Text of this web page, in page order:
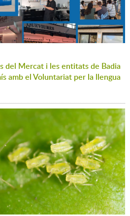
del Mercat i les entitats de Badia
amb el Voluntariat per la llengua